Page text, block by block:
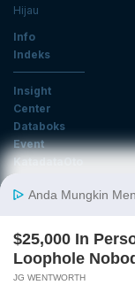
Hijau
Info
Indeks
Insight
Center
Databoks
Event
KatadataOto
Email